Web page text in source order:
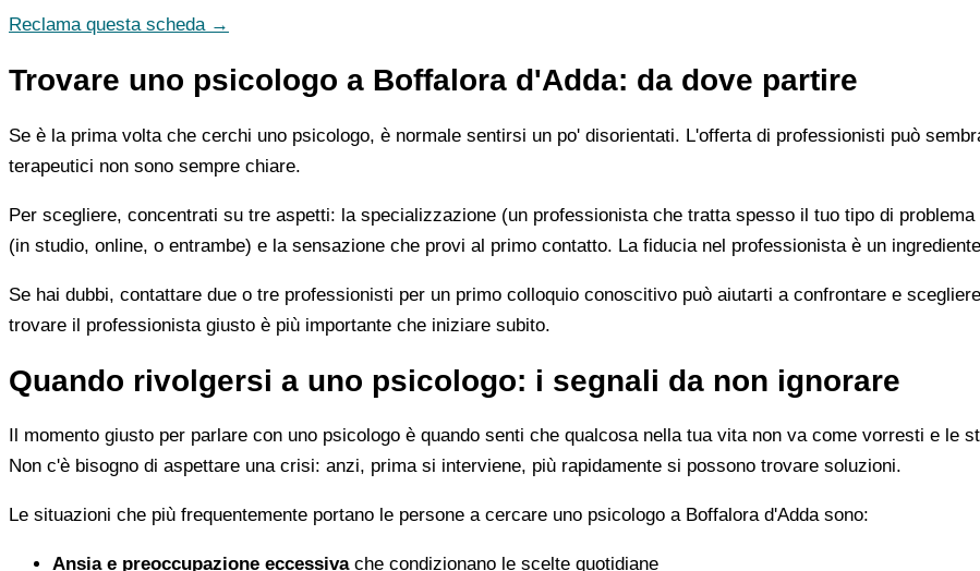
Reclama questa scheda →
Trovare uno psicologo a Boffalora d'Adda: da dove partire
Se è la prima volta che cerchi uno psicologo, è normale sentirsi un po' disorientati. L'offerta di professionisti può
terapeutici non sono sempre chiare.
Per scegliere, concentrati su tre aspetti: la specializzazione (un professionista che tratta spesso il tuo tipo di
(in studio, online, o entrambe) e la sensazione che provi al primo contatto. La fiducia nel professionista è un
Se hai dubbi, contattare due o tre professionisti per un primo colloquio conoscitivo può aiutarti a confrontare e
trovare il professionista giusto è più importante che iniziare subito.
Quando rivolgersi a uno psicologo: i segnali da non ignorare
Il momento giusto per parlare con uno psicologo è quando senti che qualcosa nella tua vita non va come vorresti e le
Non c'è bisogno di aspettare una crisi: anzi, prima si interviene, più rapidamente si possono trovare soluzioni.
Le situazioni che più frequentemente portano le persone a cercare uno psicologo a Boffalora d'Adda sono:
Ansia e preoccupazione eccessivache condizionano le scelte quotidiane